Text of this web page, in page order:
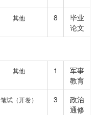
其他 8
毕业
论文
其他 1
军事
教育
笔试（开卷） 3
政治
通修